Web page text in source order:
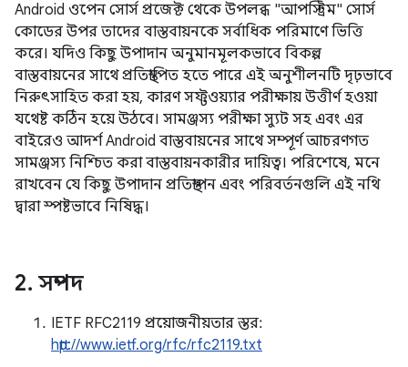
Android ওপেন সোর্স প্রজেক্ট থেকে উপলব্ধ "আপস্ট্রিম" সোর্স
কোডের উপর তাদের বাস্তবায়নকে সর্বাধিক পরিমাণে ভিত্তি
করে। যদিও কিছু উপাদান অনুমানমূলকভাবে বিকল্প
বাস্তবায়নের সাথে প্রতিস্থাপিত হতে পারে এই অনুশীলনটি দৃঢ়ভাবে
নিরুৎসাহিত করা হয়, কারণ সফ্টওয়্যার পরীক্ষায় উত্তীর্ণ হওয়া
যথেষ্ট কঠিন হয়ে উঠবে। সামঞ্জস্য পরীক্ষা স্যুট সহ এবং এর
বাইরেও আদর্শ Android বাস্তবায়নের সাথে সম্পূর্ণ আচরণগত
সামঞ্জস্য নিশ্চিত করা বাস্তবায়নকারীর দায়িত্ব। পরিশেষে, মনে
রাখবেন যে কিছু উপাদান প্রতিস্থাপন এবং পরিবর্তনগুলি এই নথি
দ্বারা স্পষ্টভাবে নিষিদ্ধ।
2. সম্পদ
IETF RFC2119 প্রয়োজনীয়তার স্তর:
http://www.ietf.org/rfc/rfc2119.txt